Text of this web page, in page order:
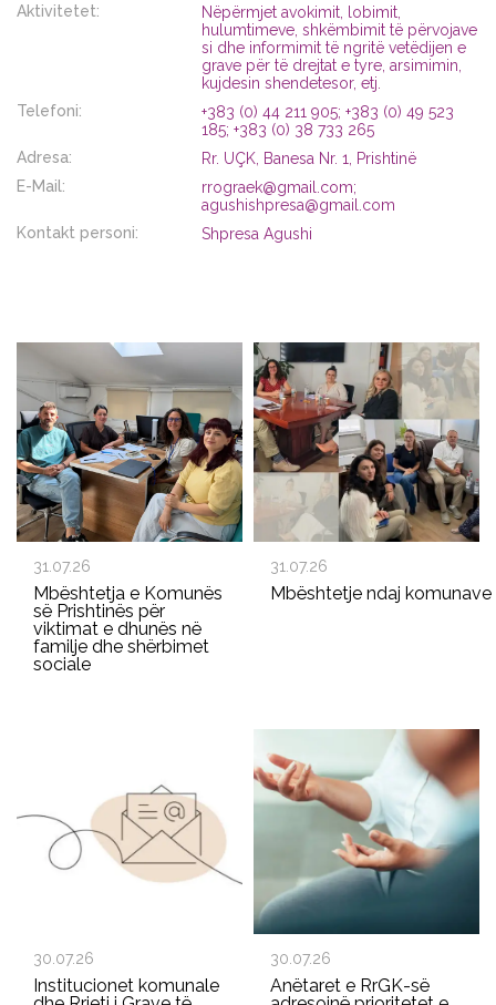
Aktivitetet:
Nëpërmjet avokimit, lobimit,
hulumtimeve, shkëmbimit të përvojave
si dhe informimit të ngritë vetëdijen e
grave për të drejtat e tyre, arsimimin,
kujdesin shendetesor, etj.
Telefoni:
+383 (0) 44 211 905; +383 (0) 49 523
185; +383 (0) 38 733 265
Adresa:
Rr. UÇK, Banesa Nr. 1, Prishtinë
E-Mail:
rrograek@gmail.com;
agushishpresa@gmail.com
Kontakt personi:
Shpresa Agushi
31.07.26
Mbështetja e Komunës
së Prishtinës për
viktimat e dhunës në
familje dhe shërbimet
sociale
31.07.26
Mbështetje ndaj
30.07.26
Institucionet komunale
30.07.26
Anëtaret e RrGK-së